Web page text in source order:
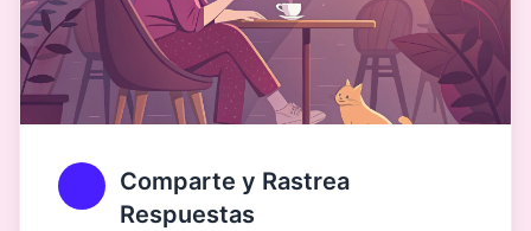
Comparte y Rastrea
Respuestas